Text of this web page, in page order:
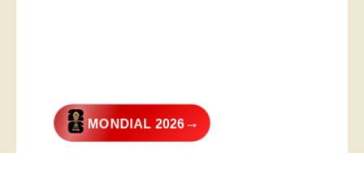
MONDIAL 2026→